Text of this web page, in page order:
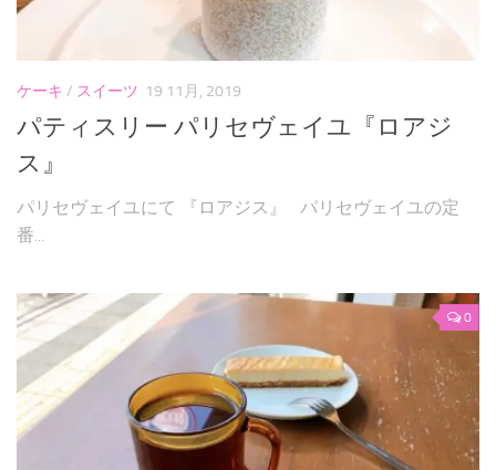
ケーキ / スイーツ 19 11月, 2019
パティスリー パリセヴェイユ『ロアジ
ス』
パリセヴェイユにて 『ロアジス』 パリセヴェイユの定
番...
0